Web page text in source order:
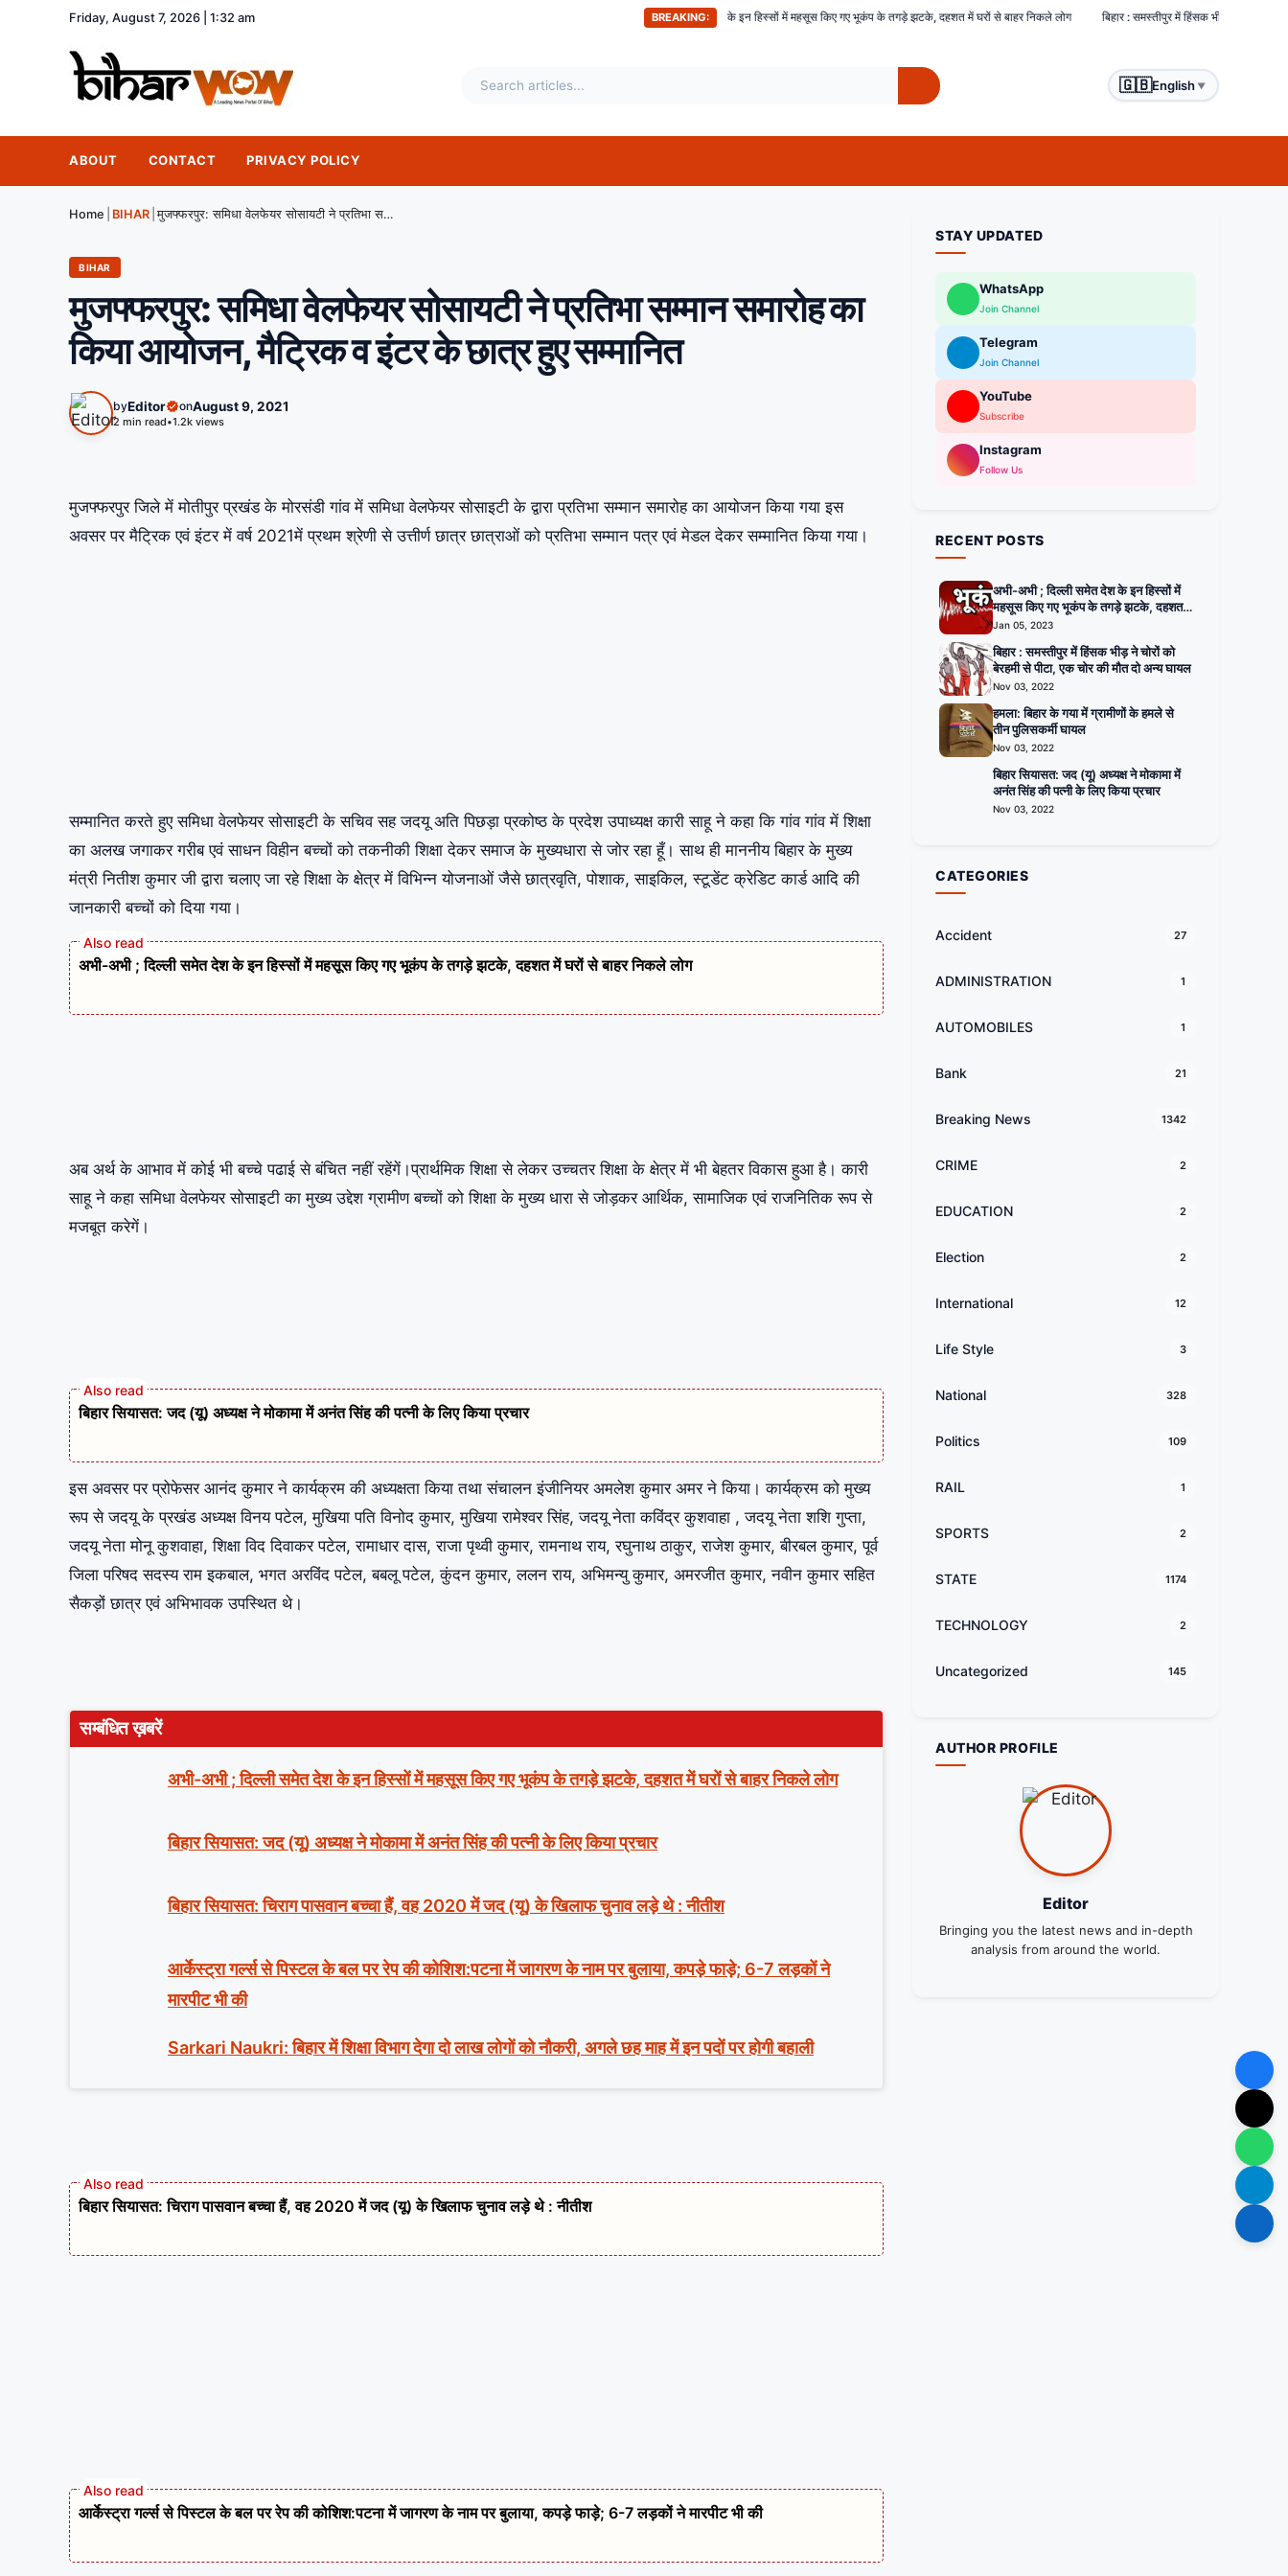
Friday, August 7, 2026 | 1:32 am BREAKING:
अभी-अभी ; दिल्ली समेत देश के इन हिस्सों में महसूस किए गए भूकंप के तगड़े झटके, दहशत में घरों से बाहर निकले लोग बिहार : समस्तीपुर में हिंसक भीड़ ने चोरों को बेरहमी से पीटा, एक चोर
🇬🇧English ▼
ABOUT CONTACT PRIVACY POLICY
Home BIHAR मुजफ्फरपुर: समिधा वेलफेयर सोसायटी ने प्रतिभा सम्मान समारोह का किया आयोजन, मैट्रिक व इंटर के छात्र हुए सम्मानित
BIHAR
मुजफ्फरपुर: समिधा वेलफेयर सोसायटी ने प्रतिभा सम्मान समारोह का
किया आयोजन, मैट्रिक व इंटर के छात्र हुए सम्मानित
byEditor onAugust 9, 2021
2 min read•1.2k views
मुजफ्फरपुर जिले में मोतीपुर प्रखंड के मोरसंडी गांव में समिधा वेलफेयर सोसाइटी के द्वारा प्रतिभा सम्मान समारोह का आयोजन किया गया इस
अवसर पर मैट्रिक एवं इंटर में वर्ष 2021में प्रथम श्रेणी से उत्तीर्ण छात्र छात्राओं को प्रतिभा सम्मान पत्र एवं मेडल देकर सम्मानित किया गया।
सम्मानित करते हुए समिधा वेलफेयर सोसाइटी के सचिव सह जदयू अति पिछड़ा प्रकोष्ठ के प्रदेश उपाध्यक्ष कारी साहू ने कहा कि गांव गांव में शिक्षा
का अलख जगाकर गरीब एवं साधन विहीन बच्चों को तकनीकी शिक्षा देकर समाज के मुख्यधारा से जोर रहा हूँ। साथ ही माननीय बिहार के मुख्य
मंत्री नितीश कुमार जी द्वारा चलाए जा रहे शिक्षा के क्षेत्र में विभिन्न योजनाओं जैसे छात्रवृति, पोशाक, साइकिल, स्टूडेंट क्रेडिट कार्ड आदि की
जानकारी बच्चों को दिया गया।
अभी-अभी ; दिल्ली समेत देश के इन हिस्सों में महसूस किए गए भूकंप के तगड़े झटके, दहशत में घरों से बाहर निकले लोग
अब अर्थ के आभाव में कोई भी बच्चे पढाई से बंचित नहीं रहेंगें।प्रार्थमिक शिक्षा से लेकर उच्चतर शिक्षा के क्षेत्र में भी बेहतर विकास हुआ है। कारी
साहू ने कहा समिधा वेलफेयर सोसाइटी का मुख्य उद्देश ग्रामीण बच्चों को शिक्षा के मुख्य धारा से जोड़कर आर्थिक, सामाजिक एवं राजनितिक रूप से
मजबूत करेगें।
बिहार सियासत: जद (यू) अध्यक्ष ने मोकामा में अनंत सिंह की पत्नी के लिए किया प्रचार
इस अवसर पर प्रोफेसर आनंद कुमार ने कार्यक्रम की अध्यक्षता किया तथा संचालन इंजीनियर अमलेश कुमार अमर ने किया। कार्यक्रम को मुख्य
रूप से जदयू के प्रखंड अध्यक्ष विनय पटेल, मुखिया पति विनोद कुमार, मुखिया रामेश्वर सिंह, जदयू नेता कविंद्र कुशवाहा , जदयू नेता शशि गुप्ता,
जदयू नेता मोनू कुशवाहा, शिक्षा विद दिवाकर पटेल, रामाधार दास, राजा पृथ्वी कुमार, रामनाथ राय, रघुनाथ ठाकुर, राजेश कुमार, बीरबल कुमार, पूर्व
जिला परिषद सदस्य राम इकबाल, भगत अरविंद पटेल, बबलू पटेल, कुंदन कुमार, ललन राय, अभिमन्यु कुमार, अमरजीत कुमार, नवीन कुमार सहित
सैकड़ों छात्र एवं अभिभावक उपस्थित थे।
सम्बंधित ख़बरें
अभी-अभी ; दिल्ली समेत देश के इन हिस्सों में महसूस किए गए भूकंप के तगड़े झटके, दहशत में घरों से बाहर निकले लोग
बिहार सियासत: जद (यू) अध्यक्ष ने मोकामा में अनंत सिंह की पत्नी के लिए किया प्रचार
बिहार सियासत: चिराग पासवान बच्चा हैं, वह 2020 में जद (यू) के खिलाफ चुनाव लड़े थे : नीतीश
आर्केस्ट्रा गर्ल्स से पिस्टल के बल पर रेप की कोशिश:पटना में जागरण के नाम पर बुलाया, कपड़े फाड़े; 6-7 लड़कों ने
मारपीट भी की
Sarkari Naukri: बिहार में शिक्षा विभाग देगा दो लाख लोगों को नौकरी, अगले छह माह में इन पदों पर होगी बहाली
बिहार सियासत: चिराग पासवान बच्चा हैं, वह 2020 में जद (यू) के खिलाफ चुनाव लड़े थे : नीतीश
आर्केस्ट्रा गर्ल्स से पिस्टल के बल पर रेप की कोशिश:पटना में जागरण के नाम पर बुलाया, कपड़े फाड़े; 6-7 लड़कों ने मारपीट भी की
STAY UPDATED
WhatsApp
Join Channel
Telegram
Join Channel
YouTube
Subscribe
Instagram
Follow Us
RECENT POSTS
अभी-अभी ; दिल्ली समेत देश के इन हिस्सों में
महसूस किए गए भूकंप के तगड़े झटके, दहशत में
घरों से बाहर निकले लोग
Jan 05, 2023
बिहार : समस्तीपुर में हिंसक भीड़ ने चोरों को
बेरहमी से पीटा, एक चोर की मौत दो अन्य घायल
Nov 03, 2022
हमला: बिहार के गया में ग्रामीणों के हमले से
तीन पुलिसकर्मी घायल
Nov 03, 2022
बिहार सियासत: जद (यू) अध्यक्ष ने मोकामा में
अनंत सिंह की पत्नी के लिए किया प्रचार
Nov 03, 2022
CATEGORIES
Accident 27
ADMINISTRATION 1
AUTOMOBILES 1
Bank 21
Breaking News 1342
CRIME 2
EDUCATION 2
Election 2
International 12
Life Style 3
National 328
Politics 109
RAIL 1
SPORTS 2
STATE 1174
TECHNOLOGY 2
Uncategorized 145
AUTHOR PROFILE
Editor
Bringing you the latest news and in-depth
analysis from around the world.